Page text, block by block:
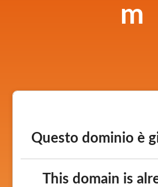
m
Questo dominio è
This domain is